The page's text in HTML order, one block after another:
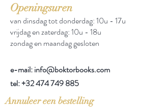
Openingsuren
van dinsdag tot donderdag: 10u - 17u
vrijdag en zaterdag: 10u - 18u
zondag en maandag gesloten
e-mail: info@boktorbooks.com
tel:+32 474 749 885
Annuleer een bestelling